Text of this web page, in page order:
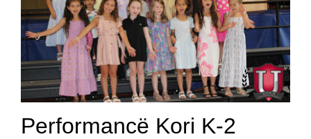
Performancë Kori K-2